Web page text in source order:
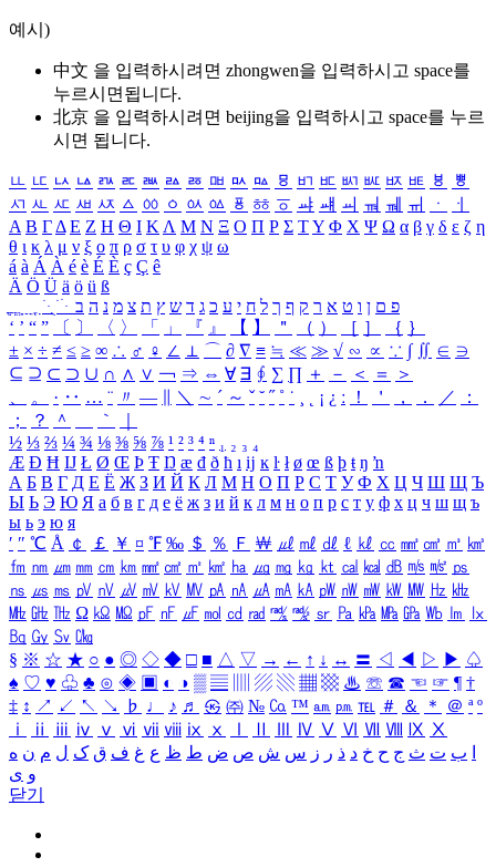
예시)
中文 을 입력하시려면 zhongwen을 입력하시고 space를
누르시면됩니다.
北京 을 입력하시려면 beijing을 입력하시고 space를 누르
시면 됩니다.
ㅥ ㅦ ㅧ ㅨ ㅩ ㅪ ㅫ ㅬ ㅭ ㅮ ㅯ ㅰ ㅱ ㅲ ㅳ ㅴ ㅵ ㅶ ㅷ ㅸ
ㅹ
ㅺ ㅻ ㅼ ㅽ ㅾ ㅿ ㆀ ㆁ ㆂ ㆃ ㆄ ㆅ ㆆ ㆇ ㆈ ㆉ ㆊ ㆋ ㆌ ㆍ
ㆎ
Α Β ΓΔ Ε Ζ Η Θ Ι ΚΛ Μ Ν Ξ Ο Π Ρ Σ ΤΥ Φ Χ Ψ Ω α β γ δ ε ζ η
θ ι κ λ μ ν ξ ο π ρ σ τ υ φ χ ψ ω
á à Á À é è É È ç Ç ê
Ä Ö Ü ä ö ü ß
ִֶֹ ֻּ ׁׂ פ ם ן ו ט א ר ק ף ך ל ח י ע כ ג ד ש ץ ת צ מ נ ה ב
‘ ’ “ ” 〔 〕 〈 〉 「 」 『 』 【 】 ＂ （ ） ［ ］ ｛ ｝
± × ÷ ≠ ≤ ≥ ∞ ∴ ♂ ♀ ∠ ⊥ ⌒ ∂ ∇ ≡ ≒ ≪ ≫ √ ∽ ∝ ∵ ∫ ∬ ∈ ∋
⊆ ⊇ ⊂ ⊃ ∪ ∩ ∧ ∨ ￢ ⇒ ⇔ ∀ ∃ ∮ ∑ ∏ ＋ － ＜ ＝
＞
、
。 · ‥ … ¨ 〃 ― ＼ ∼ ´ ～ ˇ ˘ ˝ ˚ ˙ ¸ ¡ ¿ ː ！ ＇ ， ． ／
：
；
？ ＾ ｀
½ ⅓ ⅔ ¼ ¾ ⅛ ⅜ ⅝ ⅞ ¹ ² ³ ⁴ ⁿ ₁ ₂ ₃ ₄
Æ Ð Ħ Ĳ Ł Ø Œ Þ Ŧ Ŋ æ đ ð ħ ı ĳ ĸ ŀ ł ø œ ß þ ŧ ŋ ŉ
А Б В Г Д Е Ё Ж З И Й К Л М Н О П Р С Т У Ф Х Ц Ч Ш Щ Ъ
Ы Ь Э Ю Я а б в г д е ё ж з и й к л м н о п р с т у ф х ц ч ш щ ъ
ы ь э ю я
′ ″ ℃ Å ￠ ￡ ￥ ¤ ℉ ‰ ＄ ％ Ｆ ￦ ㎕ ㎖ ㎗ ℓ ㎘ ㏄ ㎣ ㎤ ㎥ ㎦
㎙ ㎚ ㎛ ㎜ ㎝ ㎞ ㎟ ㎠ ㎡ ㎢ ㏊ ㎍ ㎎ ㎏ ㏏ ㎈ ㎉ ㏈ ㎧ ㎨ ㎰
㎱ ㎲ ㎳ ㎴ ㎵ ㎶ ㎷ ㎸ ㎹ ㎀ ㎁ ㎂ ㎃ ㎄ ㎺ ㎻ ㎽ ㎾ ㎿ ㎐ ㎑
㎒ ㎓ ㎔ Ω ㏀ ㏁ ㎊ ㎋ ㎌ ㏖ ㏅ ㎭ ㎮ ㎯ ㏛ ㎩ ㎪ ㎫ ㎬ ㏝ ㏐
㏓
㏃ ㏉ ㏜ ㏆
§ ※ ☆ ★ ○ ● ◎ ◇ ◆ □ ■ △ ▽ → ← ↑ ↓ ↔ 〓 ◁ ◀ ▷ ▶ ♤
♠ ♡ ♥ ♧ ♣ ⊙ ◈ ▣ ◐ ◑ ▒ ▤ ▨ ▧ ▦ ▩ ♨ ☏ ☎ ☜ ☞ ¶ †
‡ ↕ ↗ ↙ ↖ ↘ ♭ ♩ ♪ ♬ ㉿ ㈜ № ㏇ ™ ㏂ ㏘ ℡ ＃ ＆ ＊ ＠ ª º
ⅰ
ⅱ ⅲ ⅳ ⅴ ⅵ ⅶ ⅷ ⅸ ⅹ Ⅳ Ⅴ Ⅵ Ⅶ Ⅷ Ⅸ Ⅹ
ب ت ث ج ح خ د ذ ر ز س ش ص ض ط ظ ع غ ف ق ک ل م ن ه
و ی
닫기